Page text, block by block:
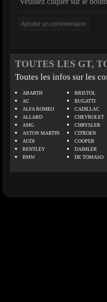
TOUTES LES GT,
Toutes les infos sur les
ABARTH
AC
ALFA ROMEO
ALLARD
AMG
ASTON MARTIN
AUDI
BENTLEY
BMW
BRISTOL
BUGATTI
CADILLAC
CHEVROLET
CHRYSLER
CITROEN
COOPER
DAIMLER
DE TOMASO